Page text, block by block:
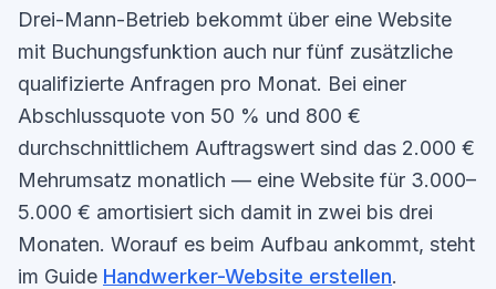
Drei-Mann-Betrieb bekommt über eine Website
mit Buchungsfunktion auch nur fünf zusätzliche
qualifizierte Anfragen pro Monat. Bei einer
Abschlussquote von 50 % und 800 €
durchschnittlichem Auftragswert sind das 2.000 €
Mehrumsatz monatlich — eine Website für 3.000–
5.000 € amortisiert sich damit in zwei bis drei
Monaten. Worauf es beim Aufbau ankommt, steht
im Guide Handwerker-Website erstellen.